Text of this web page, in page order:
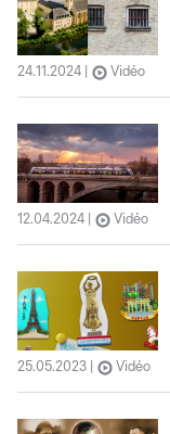
24.11.2024 Vidéo
12.04.2024 Vidéo
25.05.2023 Vidéo